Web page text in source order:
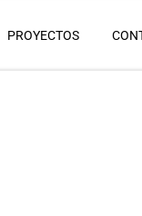
PROYECTOS